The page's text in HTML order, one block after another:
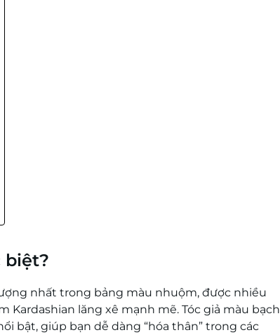
biệt?
nhất trong bảng màu nhuộm, được nhiều
Kardashian lăng xê mạnh mẽ. Tóc giả màu bạch
bật, giúp bạn dễ dàng “hóa thân” trong các